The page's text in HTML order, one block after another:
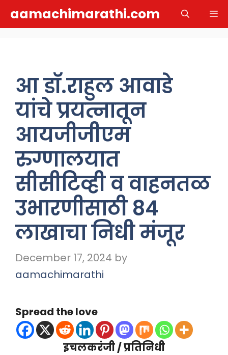
aamachimarathi.com
आ डॉ.राहुल आवाडे
यांचे प्रयत्नातून
आयजीजीएम
रुग्णालयात
सीसीटिव्ही व वाहनतळ
उभारणीसाठी 84
लाखाचा निधी मंजूर
December 17, 2024 by
aamachimarathi
Spread the love
इचलकरंजी / प्रतिनिधी